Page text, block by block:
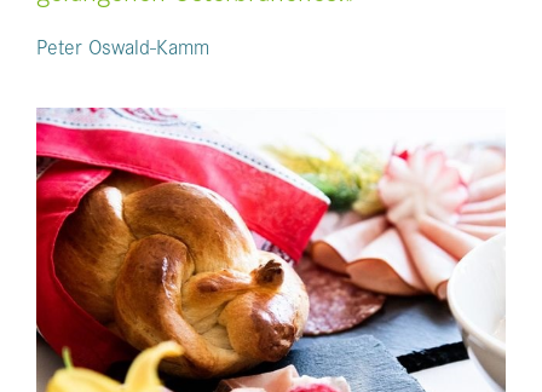
Peter Oswald-Kamm